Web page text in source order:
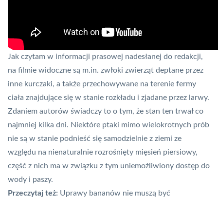
Jak czytam w informacji prasowej nadesłanej do redakcji,
na filmie widoczne są m.in. zwłoki zwierząt deptane przez
inne kurczaki, a także przechowywane na terenie fermy
ciała znajdujące się w stanie rozkładu i zjadane przez larwy.
Zdaniem autorów świadczy to o tym, że stan ten trwał co
najmniej kilka dni. Niektóre ptaki mimo wielokrotnych prób
nie są w stanie podnieść się samodzielnie z ziemi ze
względu na nienaturalnie rozrośnięty mięsień piersiowy,
część z nich ma w związku z tym uniemożliwiony dostęp do
wody i paszy.
Przeczytaj też: Uprawy bananów nie muszą być